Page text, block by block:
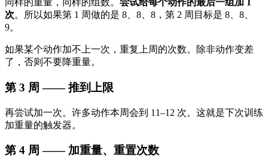
同样的重量，同样的组数。 尝试给每个动作的最后一组加 1
次。所以如果第 1 周做的是 8、8、8，第 2 周目标是 8、8、
9。
如果某个动作加不上一次，重复上周的次数。除非动作变差
了，否则不要降重量。
第 3 周 —— 推到上限
再尝试加一次。许多动作本周会到 11–12 次。这就是下次训练
加重量的触发器。
第 4 周 —— 加重量、重置次数